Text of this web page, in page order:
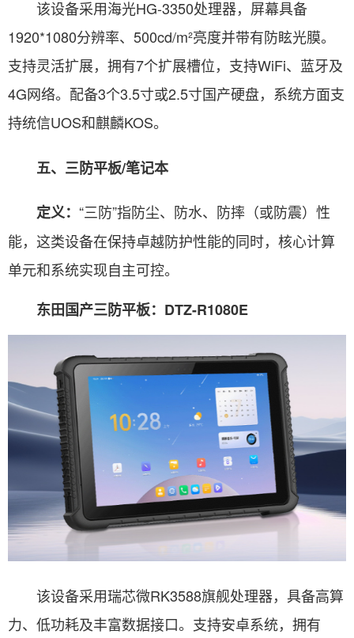
该设备采用海光HG-3350处理器，屏幕具备
1920*1080分辨率、500cd/m²亮度并带有防眩光膜。
支持灵活扩展，拥有7个扩展槽位，支持WiFi、蓝牙及
4G网络。配备3个3.5寸或2.5寸国产硬盘，系统方面支
持统信UOS和麒麟KOS。
五、三防平板/笔记本
定义： “三防”指防尘、防水、防摔（或防震）性
能，这类设备在保持卓越防护性能的同时，核心计算
单元和系统实现自主可控。
东田国产三防平板：DTZ-R1080E
该设备采用瑞芯微RK3588旗舰处理器，具备高算
力、低功耗及丰富数据接口。支持安卓系统，拥有